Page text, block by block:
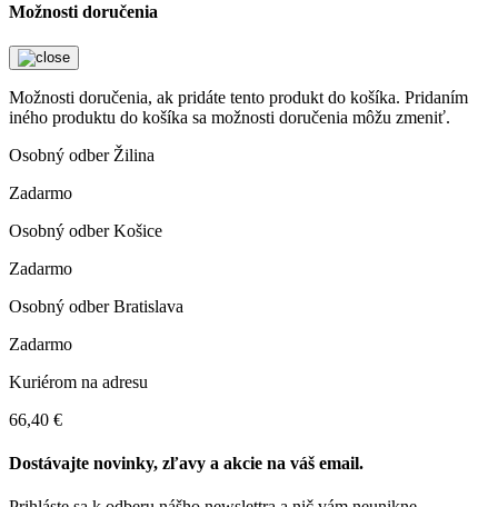
Možnosti doručenia
Možnosti doručenia, ak pridáte tento produkt do košíka. Pridaním
iného produktu do košíka sa možnosti doručenia môžu zmeniť.
Osobný odber Žilina
Zadarmo
Osobný odber Košice
Zadarmo
Osobný odber Bratislava
Zadarmo
Kuriérom na adresu
66,40 €
Dostávajte novinky, zľavy a akcie na váš email.